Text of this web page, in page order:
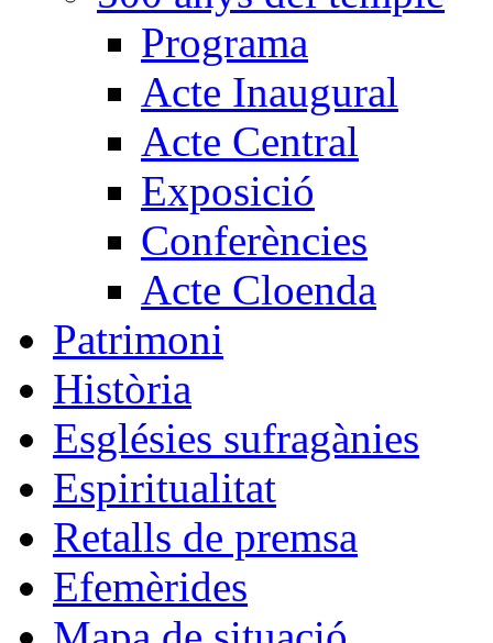
Programa
Acte Inaugural
Acte Central
Exposició
Conferències
Acte Cloenda
Patrimoni
Història
Esglésies sufragànies
Espiritualitat
Retalls de premsa
Efemèrides